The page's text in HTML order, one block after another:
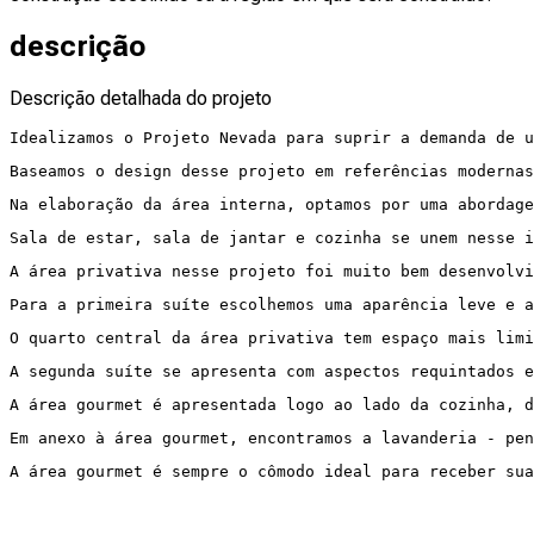
descrição
Descrição detalhada do projeto
Idealizamos o Projeto Nevada para suprir a demanda
Baseamos o design desse projeto em referências
Na elaboração da área interna, optamos por uma
Sala de estar, sala de jantar e cozinha se unem
A área privativa nesse projeto foi muito bem
Para a primeira suíte escolhemos uma aparência leve e
O quarto central da área privativa tem espaço mais
A segunda suíte se apresenta com aspectos
A área gourmet é apresentada logo ao lado da
Em anexo à área gourmet, encontramos a lavanderia -
A área gourmet é sempre o cômodo ideal para receber